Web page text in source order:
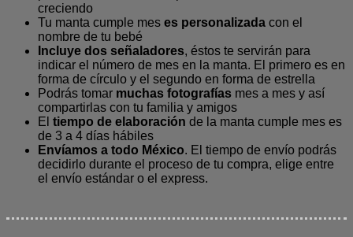
creciendo
Tu manta cumple mes es personalizada con el
nombre de tu bebé
Incluye dos señaladores, éstos te servirán para
indicar el número de mes en la manta. El primero es en
forma de círculo y el segundo en forma de estrella
Podrás tomar muchas fotografías mes a mes y así
compartirlas con tu familia y amigos
El tiempo de elaboración de la manta cumple mes es
de 3 a 4 días hábiles
Envíamos a todo México. El tiempo de envío podrás
decidirlo durante el proceso de tu compra, elige entre
el envío estándar o el express.